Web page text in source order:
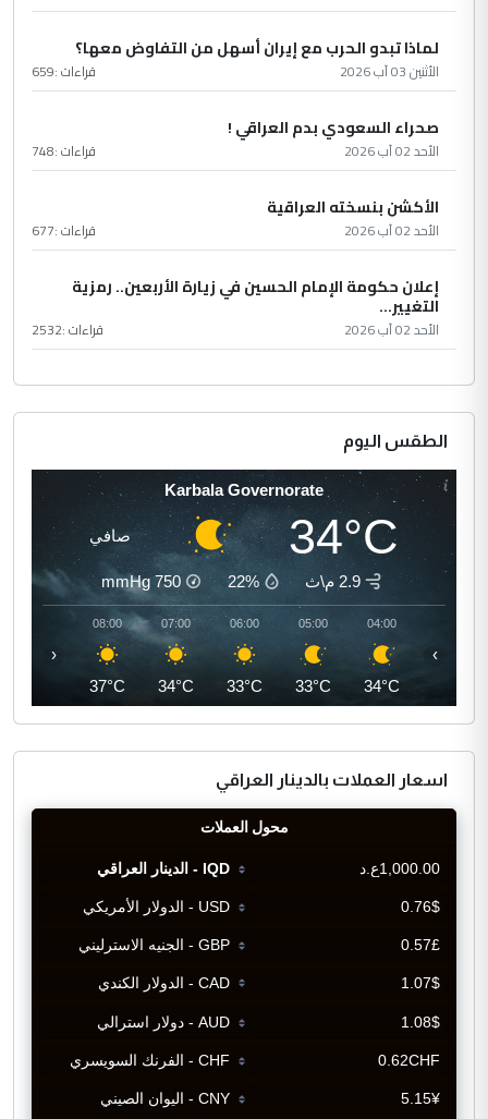
لماذا تبدو الحرب مع إيران أسهل من التفاوض معها؟
الأثنين 03 آب 2026 قراءات :659
صحراء السعودي بدم العراقي !
الأحد 02 آب 2026 قراءات :748
الأكشن بنسخته العراقية
الأحد 02 آب 2026 قراءات :677
إعلان حكومة الإمام الحسين في زيارة الأربعين.. رمزية
التغيير...
الأحد 02 آب 2026 قراءات :2532
الطقس اليوم
Karbala Governorate
34°C صافي
2.9 م\ث 22%
750
mmHg
04:00
34°C
05:00
33°C
06:00
33°C
07:00
34°C
08:00
37°C
‹ ›
اسعار العملات بالدينار العراقي